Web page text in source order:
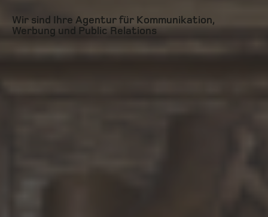
Wir sind Ihre Agentur für Kommunikation,
Werbung und Public Relations